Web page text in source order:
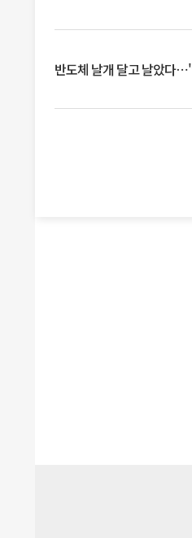
반도체 날개 달고 날았다